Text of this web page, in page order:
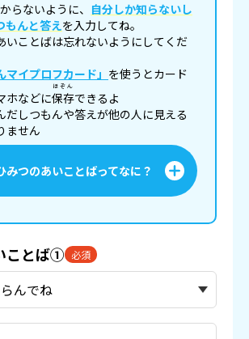
らないように、 自分しか知らないし
もんと答えを入力してね。
ことばは忘れないようにしてくだ
マイプロフカード」 を使うとカード
ホなどに保存
ほぞん
できるよ
しつもんや答えが他の人に見える
ません
みつのあいことばってなに？
ことば① 必須